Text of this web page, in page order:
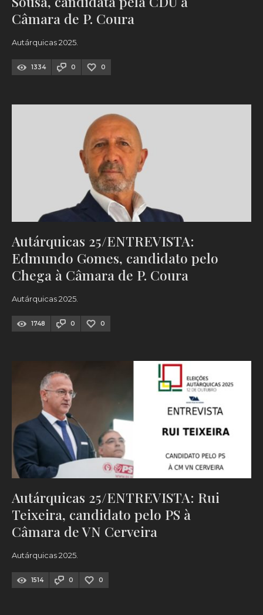
Câmara de P. Coura
Autárquicas 2025.
1334 0 0
Autárquicas 25/ENTREVISTA:
Edmundo Gomes, candidato pelo
Chega à Câmara de P. Coura
Autárquicas 2025.
1748 0 0
Autárquicas 25/ENTREVISTA: Rui
Teixeira, candidato pelo PS à
Câmara de VN Cerveira
Autárquicas 2025.
1514 0 0